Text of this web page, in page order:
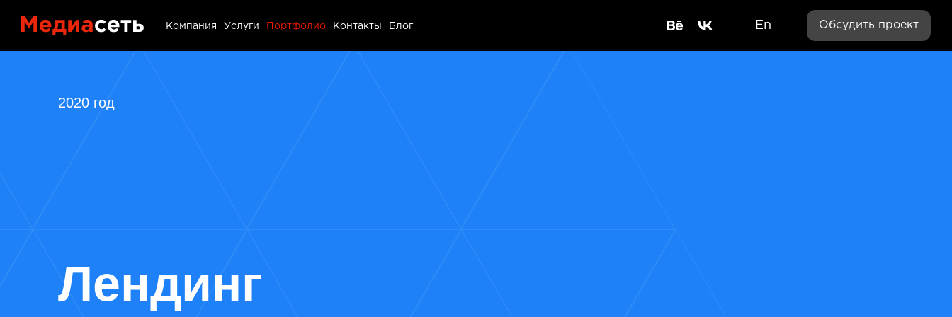
Компания Услуги Портфолио Контакты Блог En Обсудить проект
2020 год
Лендинг